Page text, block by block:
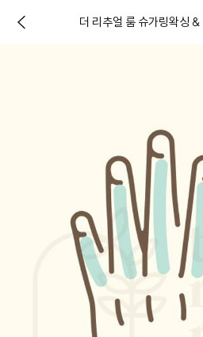
더 리추얼 룸 슈가링왁싱